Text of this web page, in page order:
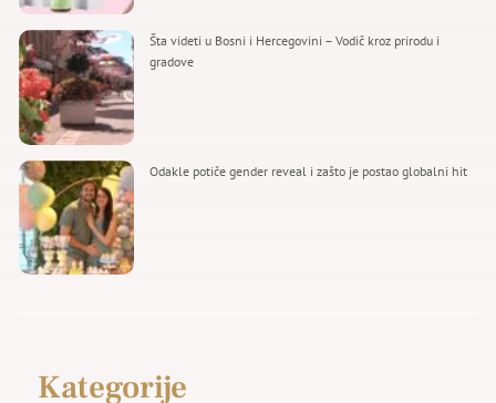
Šta videti u Bosni i Hercegovini – Vodič kroz prirodu i
gradove
Odakle potiče gender reveal i zašto je postao globalni hit
Kategorije